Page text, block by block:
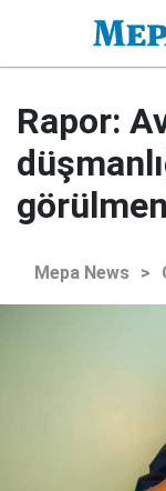
Rapor:
Mepa News >